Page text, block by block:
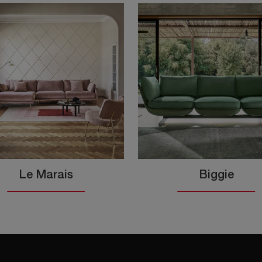
Le Marais Biggie